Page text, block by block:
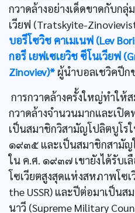
กวาดล้างอย่างเด็ดขาดกับก
เวียฟ (Tratskyite-
บอรีโซวิช คาเมเนฟ (Lev
กอรี เยฟเซเยวิช ซีโนเวียฟ
Zinoviev)* ผู้นำบอลเชวิคปีก
การกวาดล้างครั้งใหญ่ทำให้
กวาดล้างจำนวนมากและเปิ
เป็นสมาชิกวิสามัญโปลิตบูโร
๑๙๓๕ และเป็นสมาชิกสามั
ใน ค.ศ. ๑๙๓๗ เขายังได้รับเ
โซเวียตสูงสุดแห่งสหภาพโซเ
the USSR) และปีต่อมาเป็น
นาวี (Supreme Military